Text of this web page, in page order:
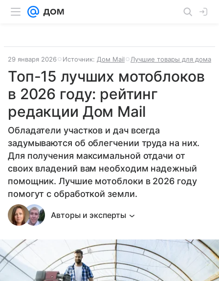
29 января 2026 Источник: Дом Mail Лучшие товары для дома
Топ-15 лучших мотоблоков
в 2026 году: рейтинг
редакции Дом Mail
Обладатели участков и дач всегда
задумываются об облегчении труда на них.
Для получения максимальной отдачи от
своих владений вам необходим надежный
помощник. Лучшие мотоблоки в 2026 году
помогут с обработкой земли.
Авторы и эксперты